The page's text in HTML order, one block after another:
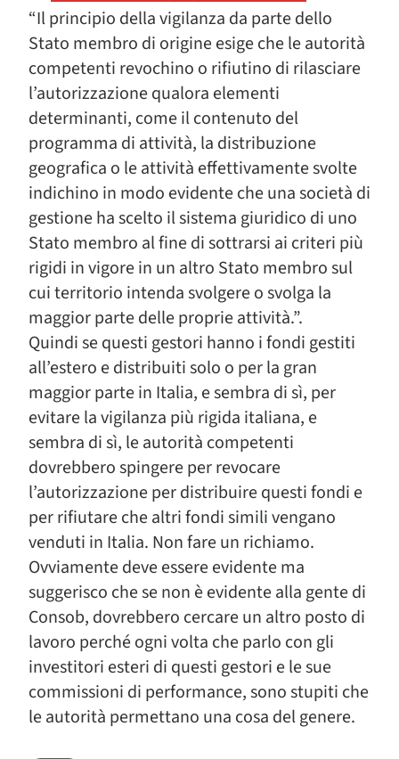
“Il principio della vigilanza da parte dello
Stato membro di origine esige che le autorità
competenti revochino o rifiutino di rilasciare
l’autorizzazione qualora elementi
determinanti, come il contenuto del
programma di attività, la distribuzione
geografica o le attività effettivamente svolte
indichino in modo evidente che una società di
gestione ha scelto il sistema giuridico di uno
Stato membro al fine di sottrarsi ai criteri più
rigidi in vigore in un altro Stato membro sul
cui territorio intenda svolgere o svolga la
maggior parte delle proprie attività.”.
Quindi se questi gestori hanno i fondi gestiti
all’estero e distribuiti solo o per la gran
maggior parte in Italia, e sembra di sì, per
evitare la vigilanza più rigida italiana, e
sembra di sì, le autorità competenti
dovrebbero spingere per revocare
l’autorizzazione per distribuire questi fondi e
per rifiutare che altri fondi simili vengano
venduti in Italia. Non fare un richiamo.
Ovviamente deve essere evidente ma
suggerisco che se non è evidente alla gente di
Consob, dovrebbero cercare un altro posto di
lavoro perché ogni volta che parlo con gli
investitori esteri di questi gestori e le sue
commissioni di performance, sono stupiti che
le autorità permettano una cosa del genere.